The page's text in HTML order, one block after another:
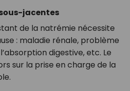
jacentes
de la natrémie nécessite
: maladie rénale, problème
digestive, etc. Le
sur la prise en charge de la